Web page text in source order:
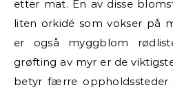
etter mat. Én av disse
liten orkidé som vokser på
er også myggblom
grøfting av myr er de
betyr færre oppholdssteder